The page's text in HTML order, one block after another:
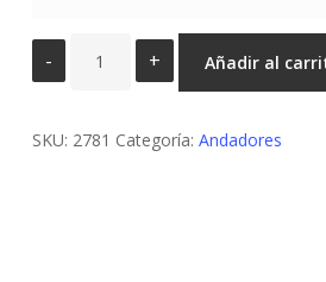
ANDADOR
RUEDAS
Añadir al
SKU: 2781 Categoría: Andadores